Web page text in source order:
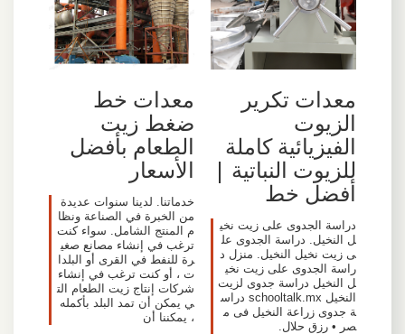
معدات تكرير
الزيوت
الفيزيائية كاملة
للزيوت النباتية |
أفضل خط
دراسة الجدوى على زيت نخي
ل النخيل. دراسة الجدوى عل
ى زيت نخيل النخيل. منزل د
راسة الجدوى على زيت نخي
ل النخيل دراسة جدوى لزيت
النخيل schooltalk.mx دراس
ة جدوى زراعة النخيل فى م
صر • رزق حلال.
معدات خط
ضغط زيت
الطعام بأفضل
الأسعار
خدماتنا. لدينا سنوات عديدة
من الخبرة في الصناعة ونظا
م المنتج الشامل. سواء كنت
ترغب في إنشاء مصانع صغي
رة للنفط في القرى أو البلدا
ت ، أو كنت ترغب في إنشاء
شركات إنتاج زيت الطعام الت
ي يمكن أن تمد البلد بأكمله
، يمكننا أن